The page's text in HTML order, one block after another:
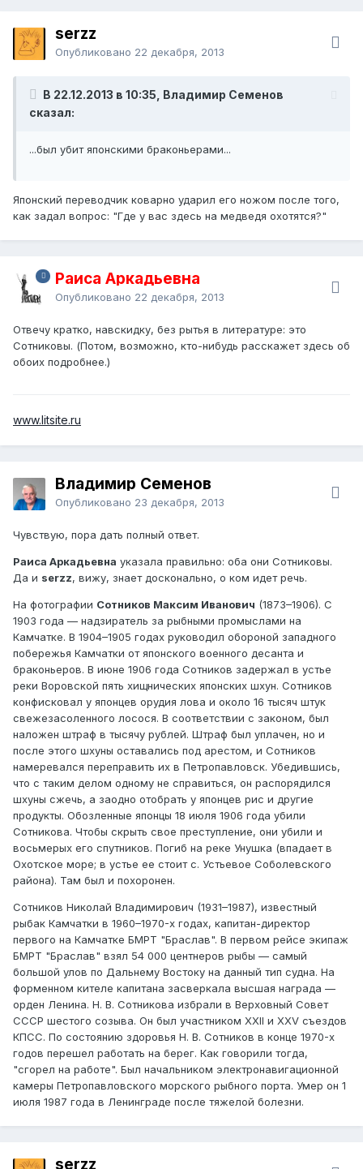
serzz
Опубликовано 22 декабря, 2013
В 22.12.2013 в 10:35, Владимир Семенов
сказал:
...был убит японскими браконьерами...
Японский переводчик коварно ударил его ножом после того,
как задал вопрос: "Где у вас здесь на медведя охотятся?"
Раиса Аркадьевна
Опубликовано 22 декабря, 2013
Отвечу кратко, навскидку, без рытья в литературе: это
Сотниковы. (Потом, возможно, кто-нибудь расскажет здесь об
обоих подробнее.)
www.litsite.ru
Владимир Семенов
Опубликовано 23 декабря, 2013
Чувствую, пора дать полный ответ.
Раиса Аркадьевна указала правильно: оба они Сотниковы.
Да и serzz, вижу, знает досконально, о ком идет речь.
На фотографии Сотников Максим Иванович (1873–1906). С
1903 года — надзиратель за рыбными промыслами на
Камчатке. В 1904–1905 годах руководил обороной западного
побережья Камчатки от японского военного десанта и
браконьеров. В июне 1906 года Сотников задержал в устье
реки Воровской пять хищнических японских шхун. Сотников
конфисковал у японцев орудия лова и около 16 тысяч штук
свежезасоленного лосося. В соответствии с законом, был
наложен штраф в тысячу рублей. Штраф был уплачен, но и
после этого шхуны оставались под арестом, и Сотников
намеревался переправить их в Петропавловск. Убедившись,
что с таким делом одному не справиться, он распорядился
шхуны сжечь, а заодно отобрать у японцев рис и другие
продукты. Обозленные японцы 18 июля 1906 года убили
Сотникова. Чтобы скрыть свое преступление, они убили и
восьмерых его спутников. Погиб на реке Унушка (впадает в
Охотское море; в устье ее стоит с. Устьевое Соболевского
района). Там был и похоронен.
Сотников Николай Владимирович (1931–1987), известный
рыбак Камчатки в 1960–1970-х годах, капитан-директор
первого на Камчатке БМРТ "Браслав". В первом рейсе экипаж
БМРТ "Браслав" взял 54 000 центнеров рыбы — самый
большой улов по Дальнему Востоку на данный тип судна. На
форменном кителе капитана засверкала высшая награда —
орден Ленина. Н. В. Сотникова избрали в Верховный Совет
СССР шестого созыва. Он был участником XXII и XXV съездов
КПСС. По состоянию здоровья Н. В. Сотников в конце 1970-х
годов перешел работать на берег. Как говорили тогда,
"сгорел на работе". Был начальником электронавигационной
камеры Петропавловского морского рыбного порта. Умер он 1
июля 1987 года в Ленинграде после тяжелой болезни.
serzz